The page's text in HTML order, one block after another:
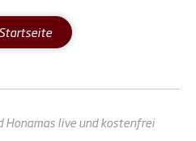
Honamas live und kostenfrei